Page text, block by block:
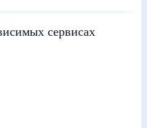
сервисах